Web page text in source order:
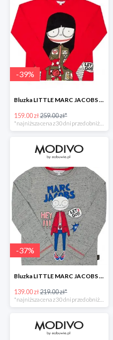
-39%
Bluzka LITTLE MARC JACOBS -39%
159.00 zł259.00 zł*
-37%
Bluzka LITTLE MARC JACOBS -37%
139.00 zł219.00 zł*
*najniższa cena z 30 dni przed obniżką